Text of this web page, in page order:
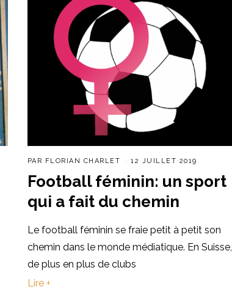
PAR FLORIAN CHARLET 12 JUILLET 2019
Football féminin: un sport
qui a fait du chemin
Le football féminin se fraie petit à petit son
chemin dans le monde médiatique. En Suisse,
de plus en plus de clubs
Lire +